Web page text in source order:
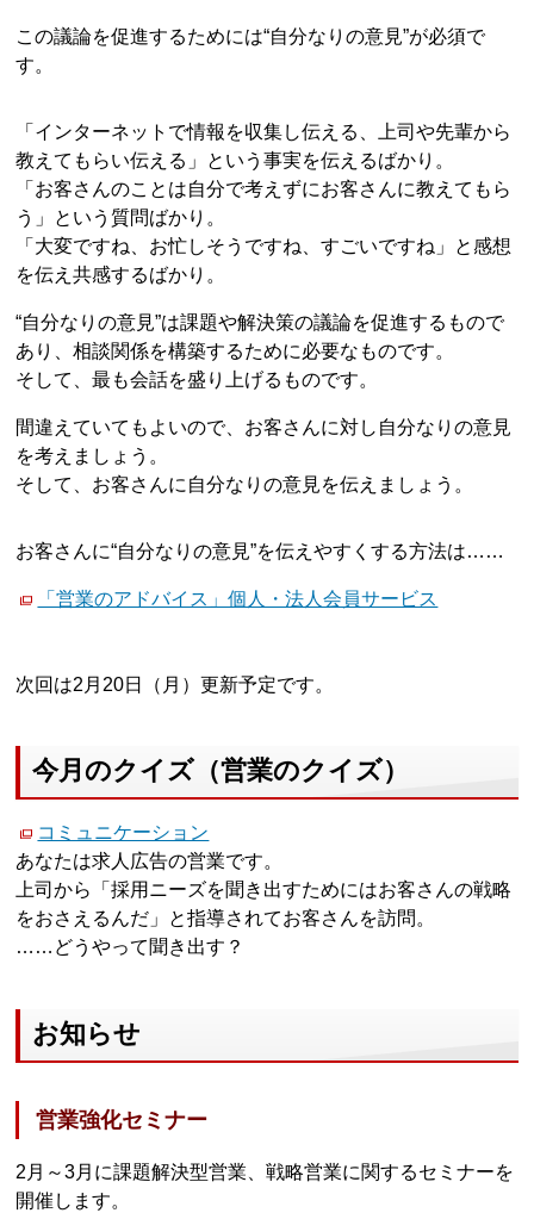
この議論を促進するためには“自分なりの意見”が必須で
す。
「インターネットで情報を収集し伝える、上司や先輩から
教えてもらい伝える」という事実を伝えるばかり。
「お客さんのことは自分で考えずにお客さんに教えてもら
う」という質問ばかり。
「大変ですね、お忙しそうですね、すごいですね」と感想
を伝え共感するばかり。
“自分なりの意見”は課題や解決策の議論を促進するもので
あり、相談関係を構築するために必要なものです。
そして、最も会話を盛り上げるものです。
間違えていてもよいので、お客さんに対し自分なりの意見
を考えましょう。
そして、お客さんに自分なりの意見を伝えましょう。
お客さんに“自分なりの意見”を伝えやすくする方法は……
「営業のアドバイス」個人・法人会員サービス
次回は2月20日（月）更新予定です。
今月のクイズ（営業のクイズ）
コミュニケーション
あなたは求人広告の営業です。
上司から「採用ニーズを聞き出すためにはお客さんの戦略
をおさえるんだ」と指導されてお客さんを訪問。
……どうやって聞き出す？
お知らせ
営業強化セミナー
2月～3月に課題解決型営業、戦略営業に関するセミナーを
開催します。